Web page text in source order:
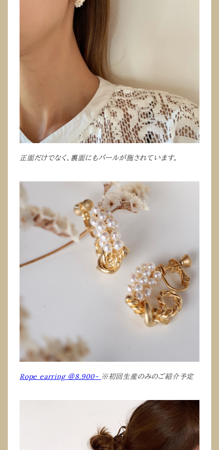
正面だけでなく、裏面にもパールが施されています。
Rope earring ＠8.900- ※初回生産のみのご紹介予定